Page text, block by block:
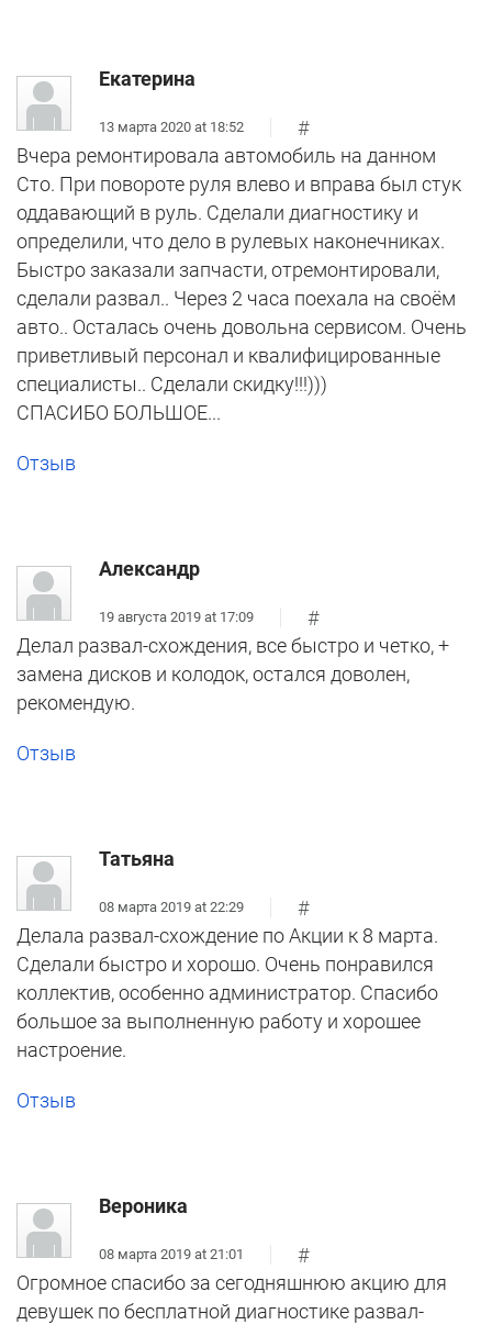
Екатерина
13 марта 2020 at 18:52
#
Вчера ремонтировала автомобиль на данном
Сто. При повороте руля влево и вправа был стук
оддавающий в руль. Сделали диагностику и
определили, что дело в рулевых наконечниках.
Быстро заказали запчасти, отремонтировали,
сделали развал.. Через 2 часа поехала на своём
авто.. Осталась очень довольна сервисом. Очень
приветливый персонал и квалифицированные
специалисты.. Сделали скидку!!!)))
СПАСИБО БОЛЬШОЕ...
Отзыв
Александр
19 августа 2019 at 17:09
#
Делал развал-схождения, все быстро и четко, +
замена дисков и колодок, остался доволен,
рекомендую.
Отзыв
Татьяна
08 марта 2019 at 22:29
#
Делала развал-схождение по Акции к 8 марта.
Сделали быстро и хорошо. Очень понравился
коллектив, особенно администратор. Спасибо
большое за выполненную работу и хорошее
настроение.
Отзыв
Вероника
08 марта 2019 at 21:01
#
Огромное спасибо за сегодняшнюю акцию для
девушек по бесплатной диагностике развал-